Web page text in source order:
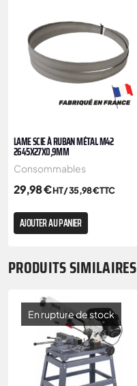
LAME SCIE À RUBAN MÉTAL M42
2645X27X0,9MM
Consommables
29,98€HT /35,98€TTC
AJOUTER AU PANIER
PRODUITS SIMILAIRES
En rupture de stock